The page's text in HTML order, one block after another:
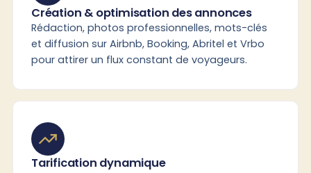
Création & optimisation des annonces
Rédaction, photos professionnelles, mots-clés
et diffusion sur Airbnb, Booking, Abritel et Vrbo
pour attirer un flux constant de voyageurs.
Tarification dynamique